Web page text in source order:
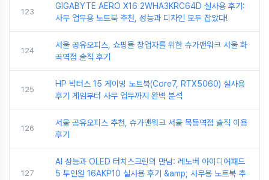
123
GIGABYTE AERO X16 2WHA3KRC64D 실사용 후기:
사무 업무용 노트북 추천, 성능과 디자인 모두 잡았다!
124
서울 공유오피스, 쇼핑몰 창업자를 위한 슈가맨워크 서울 화
곡역점 솔직 후기
125
HP 빅터스 15 게이밍 노트북(Core7, RTX5060) 실사용
후기 게임부터 사무 업무까지 완벽 분석
126
서울 공유오피스 추천, 슈가맨워크 서울 목동역점 솔직 이용
후기
127
AI 성능과 OLED 터치스크린의 만남: 레노버 아이디어패드
5 투인원 16AKP10 실사용 후기 &amp; 사무용 노트북 추